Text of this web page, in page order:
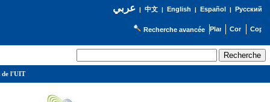
عربي| 中文| English | Español | Русский
Recherche avancée
de l'UIT